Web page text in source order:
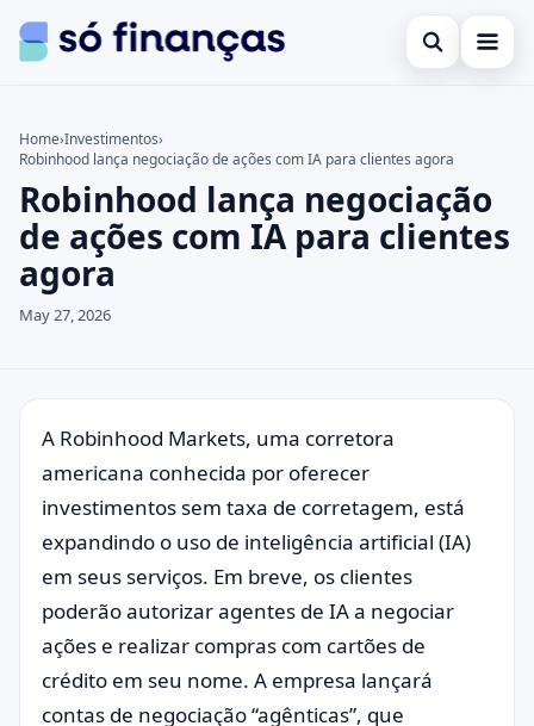
Open search
Empréstimos
Investimentos
Search the site
Search for:
Press Enter to search or ESC to close.
Home›Investimentos›
Robinhood lança negociação de ações com IA para clientes agora
Robinhood lança negociação
de ações com IA para clientes
agora
May 27, 2026
A Robinhood Markets, uma corretora
americana conhecida por oferecer
investimentos sem taxa de corretagem, está
expandindo o uso de inteligência artificial (IA)
em seus serviços. Em breve, os clientes
poderão autorizar agentes de IA a negociar
ações e realizar compras com cartões de
crédito em seu nome. A empresa lançará
contas de negociação “agênticas”, que